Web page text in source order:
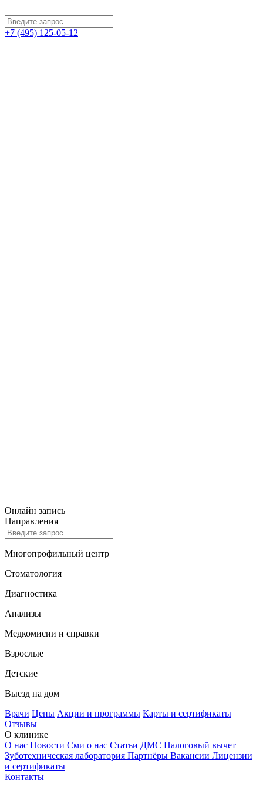
+7 (495) 125-05-12
Онлайн запись
Направления
Многопрофильный центр
Стоматология
Диагностика
Анализы
Медкомисии и справки
Взрослые
Детские
Выезд на дом
Врачи Цены Акции и программы Карты и сертификаты
Отзывы
О клинике
О нас Новости Сми о нас Статьи ДМС Налоговый вычет
Зуботехническая лаборатория Партнёры Вакансии Лицензии
и сертификаты
Контакты